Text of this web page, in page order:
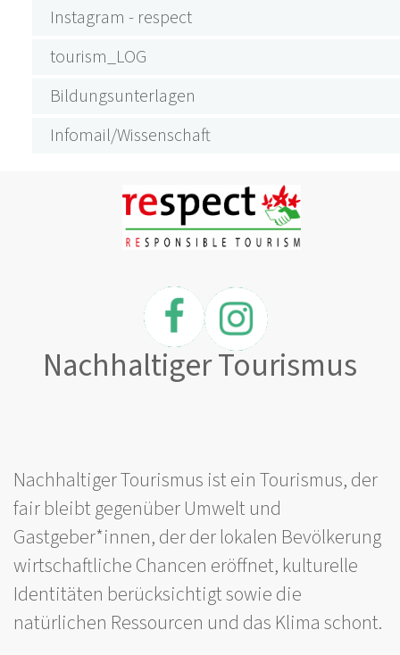
Instagram - respect
tourism_LOG
Bildungsunterlagen
Infomail/Wissenschaft
Nachhaltiger Tourismus
Nachhaltiger Tourismus ist ein Tourismus, der
fair bleibt gegenüber Umwelt und
Gastgeber*innen, der der lokalen Bevölkerung
wirtschaftliche Chancen eröffnet, kulturelle
Identitäten berücksichtigt sowie die
natürlichen Ressourcen und das Klima schont.